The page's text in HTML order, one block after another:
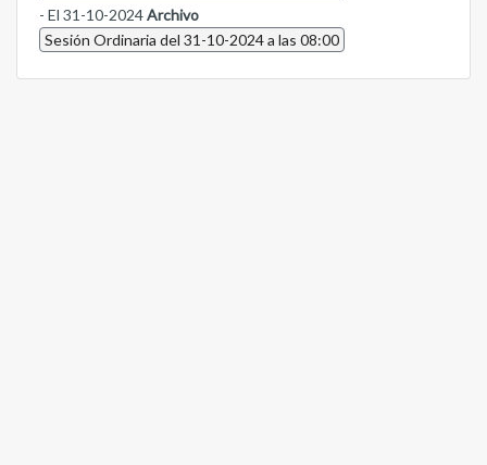
- El 31-10-2024Archivo
Sesión Ordinaria del 31-10-2024 a las 08:00